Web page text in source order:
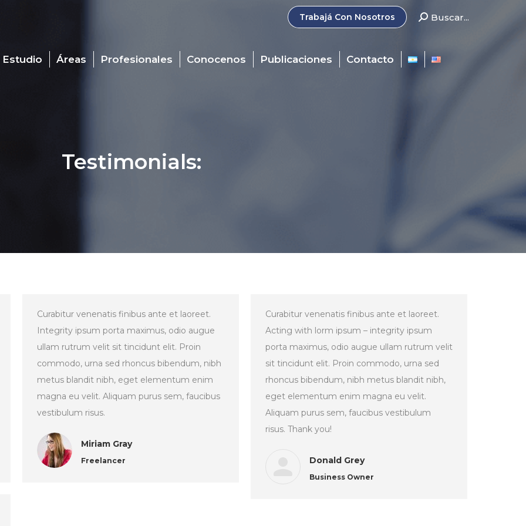
Trabajá Con Nosotros Search:
Buscar...
Estudio Áreas Profesionales Conocenos Publicaciones Contacto
Testimonials:
Curabitur venenatis finibus ante et laoreet.
Integrity ipsum porta maximus, odio augue
ullam rutrum velit sit tincidunt elit. Proin
commodo, urna sed rhoncus bibendum, nibh
metus blandit nibh, eget elementum enim
magna eu velit. Aliquam purus sem, faucibus
vestibulum risus.
Miriam Gray
Freelancer
Curabitur venenatis finibus ante et laoreet.
Acting with lorm ipsum – integrity ipsum
porta maximus, odio augue ullam rutrum velit
sit tincidunt elit. Proin commodo, urna sed
rhoncus bibendum, nibh metus blandit nibh,
eget elementum enim magna eu velit.
Aliquam purus sem, faucibus vestibulum
risus. Thank you!
Donald Grey
Business Owner